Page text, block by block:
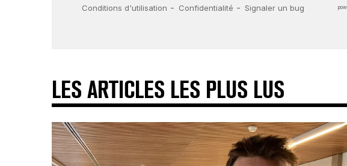
LES ARTICLES LES PLUS LUS